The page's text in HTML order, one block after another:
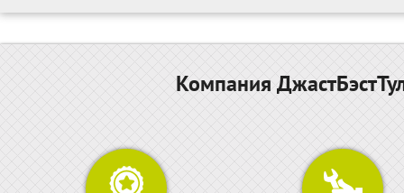
Компания